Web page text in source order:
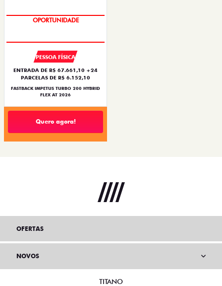
PREÇO IMPERDÍVEL
PESSOA FÍSICA
ENTRADA DE R$ 67.661,10 +24
PARCELAS DE R$ 6.152,10
FASTBACK IMPETUS TURBO 200 HYBRID
FLEX AT 2026
Quero agora!
OFERTAS
NOVOS
TITANO